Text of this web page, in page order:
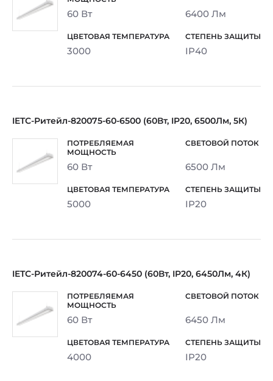
60 Вт 6400 Лм
3000 IP40
IETC-Ритейл-820075-60-6500 (60Вт, IP20, 6500Лм, 5К)
60 Вт 6500 Лм
5000 IP20
IETC-Ритейл-820074-60-6450 (60Вт, IP20, 6450Лм, 4К)
60 Вт 6450 Лм
4000 IP20